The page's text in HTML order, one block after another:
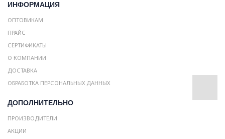
ИНФОРМАЦИЯ
ОПТОВИКАМ
ПРАЙС
СЕРТИФИКАТЫ
О КОМПАНИИ
ДОСТАВКА
ОБРАБОТКА ПЕРСОНАЛЬНЫХ ДАННЫХ
ДОПОЛНИТЕЛЬНО
ПРОИЗВОДИТЕЛИ
АКЦИИ